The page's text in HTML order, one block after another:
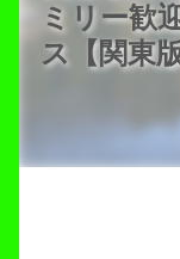
ミリー歓
ス【関東版